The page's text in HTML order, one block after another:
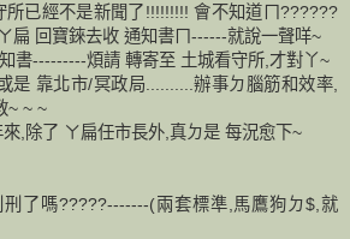
所已經不是新聞了!!!!!!!!! 會不知道ㄇ??????
扁 回寶錸去收 通知書ㄇ------就說一聲咩~
書---------煩請 轉寄至 土城看守所,才對丫~
是 靠北市/冥政局..........辦事ㄉ腦筋和效率,
~ ~ ~
,除了 ㄚ扁任市長外,真ㄉ是 每況愈下~
了嗎?????-------(兩套標準,馬鷹狗ㄉ$,就